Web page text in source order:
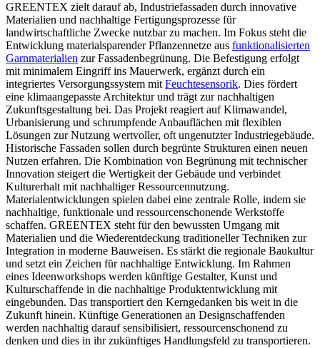
GREENTEX zielt darauf ab, Industriefassaden durch innovative
Materialien und nachhaltige Fertigungsprozesse für
landwirtschaftliche Zwecke nutzbar zu machen. Im Fokus steht die
Entwicklung materialsparender Pflanzennetze aus funktionalisierten
Garnmaterialien zur Fassadenbegrünung. Die Befestigung erfolgt
mit minimalem Eingriff ins Mauerwerk, ergänzt durch ein
integriertes Versorgungssystem mit Feuchtesensorik. Dies fördert
eine klimaangepasste Architektur und trägt zur nachhaltigen
Zukunftsgestaltung bei. Das Projekt reagiert auf Klimawandel,
Urbanisierung und schrumpfende Anbauflächen mit flexiblen
Lösungen zur Nutzung wertvoller, oft ungenutzter Industriegebäude.
Historische Fassaden sollen durch begrünte Strukturen einen neuen
Nutzen erfahren. Die Kombination von Begrünung mit technischer
Innovation steigert die Wertigkeit der Gebäude und verbindet
Kulturerhalt mit nachhaltiger Ressourcennutzung.
Materialentwicklungen spielen dabei eine zentrale Rolle, indem sie
nachhaltige, funktionale und ressourcenschonende Werkstoffe
schaffen. GREENTEX steht für den bewussten Umgang mit
Materialien und die Wiederentdeckung traditioneller Techniken zur
Integration in moderne Bauweisen. Es stärkt die regionale Baukultur
und setzt ein Zeichen für nachhaltige Entwicklung. Im Rahmen
eines Ideenworkshops werden künftige Gestalter, Kunst und
Kulturschaffende in die nachhaltige Produktentwicklung mit
eingebunden. Das transportiert den Kerngedanken bis weit in die
Zukunft hinein. Künftige Generationen an Designschaffenden
werden nachhaltig darauf sensibilisiert, ressourcenschonend zu
denken und dies in ihr zukünftiges Handlungsfeld zu transportieren.